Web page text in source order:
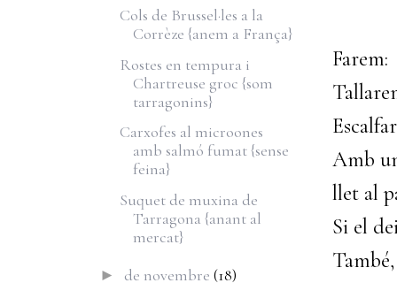
Farem:
Amb
llet al
Si el
Cols de Brussel·les a la
Corrèze {anem a França}
Rostes en tempura i
Chartreuse groc {som
tarragonins}
Carxofes al microones
amb salmó fumat {sense
feina}
Suquet de muxina de
Tarragona {anant al
mercat}
► de novembre (18)